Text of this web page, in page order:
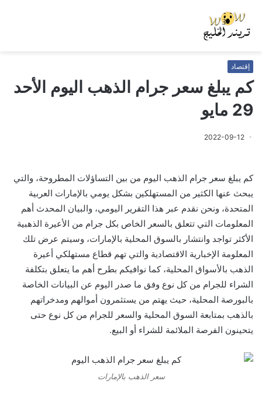
إقتصاد
كم يبلغ سعر جرام الذهب اليوم الأحد
29 مايو
2022-09-12
كم يبلغ سعر جرام الذهب اليوم من بين التساؤلات المطروحة، والتي
يبحث عنها الكثير من المستهلكين بشكل يومي بالإمارات العربية
المتحدة، ونحن نقدم عبر هذا التقرير اليومي، والبيان المحدث أهم
المعلومات التي تتعلق بالسعر الخاص بكل جرام من الأعيرة الذهبية
الأكثر تواجد وانتشار بالسوق المحلية بالإمارات، وسيتم عرض تلك
المعلومة الإخبارية الاقتصادية والتي تهم قطاع مستهلكي أعيرة
الذهب بالأسواق المحلية، كما نوافيكم بطرح أهم ما يتعلق بتكلفة
الشراء للجرام من كل نوع وفق ما صدر اليوم عن البيانات الخاصة
بالبورصة المحلية، حيث يهتم من يستثمرون أموالهم ومدخراتهم
بالذهب بمتابعة السوق المحلية والسعر للجرام من كل نوع حتى
يتحينون الفرصة الملائمة للشراء أو البيع.
سعر الذهب بالإمارات